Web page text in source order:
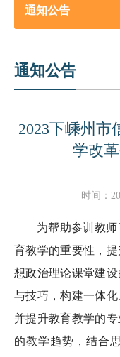
通知公告
通知公告
2023下嵊州市
学改
时间：
为帮助参训教
育教学的重要性，
想政治理论课堂建
与技巧，构建一体
并提升教育教学的
的教学趋势，结合